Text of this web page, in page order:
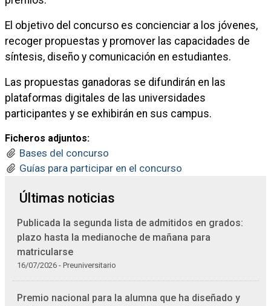
El objetivo del concurso es concienciar a los jóvenes,
recoger propuestas y promover las capacidades de
síntesis, diseño y comunicación en estudiantes.
Las propuestas ganadoras se difundirán en las
plataformas digitales de las universidades
participantes y se exhibirán en sus campus.
Ficheros adjuntos:
Bases del concurso
Guías para participar en el concurso
Últimas noticias
Publicada la segunda lista de admitidos en grados:
plazo hasta la medianoche de mañana para
matricularse
16/07/2026 - Preuniversitario
Premio nacional para la alumna que ha diseñado y